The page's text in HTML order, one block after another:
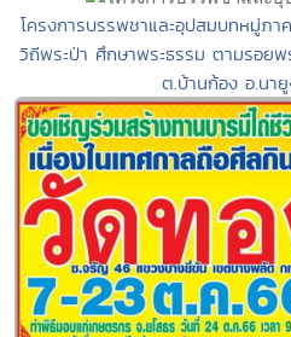
โครงการบรรพชาและอุปสมบทหมู่ภ
วิถีพระป่า ศึกษาพระธรรม ตามรอย
ต.บ้านก้อง อ.นา